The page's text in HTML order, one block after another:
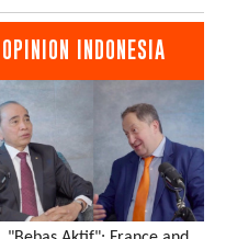
OPINION INDONESIA